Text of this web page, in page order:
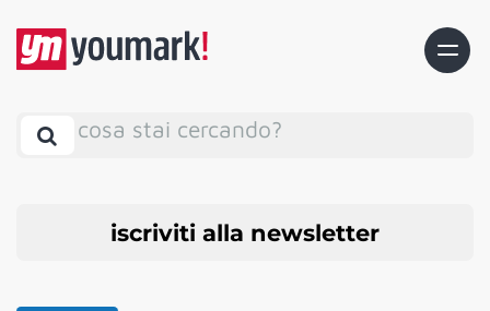
cosa stai cercando?
iscriviti alla newsletter